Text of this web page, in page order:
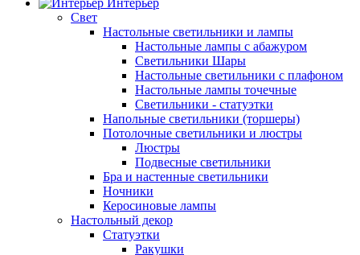
Интерьер
Свет
Настольные светильники и лампы
Настольные лампы с абажуром
Светильники Шары
Настольные светильники с плафоном
Настольные лампы точечные
Светильники - статуэтки
Напольные светильники (торшеры)
Потолочные светильники и люстры
Люстры
Подвесные светильники
Бра и настенные светильники
Ночники
Керосиновые лампы
Настольный декор
Статуэтки
Ракушки